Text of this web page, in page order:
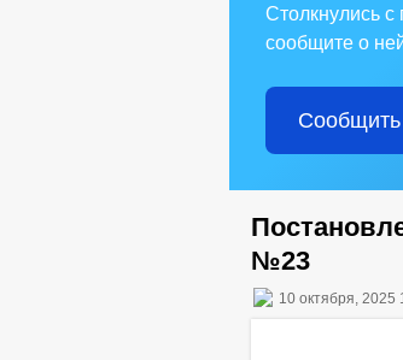
Столкнулись
сообщите о
№23
10 октября, 2025